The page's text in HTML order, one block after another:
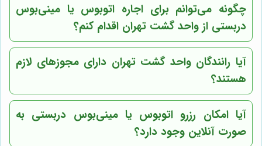
چگونه می‌توانم برای اجاره اتوبوس یا مینی‌بوس
دربستی از واحد گشت تهران اقدام کنم؟
آیا رانندگان واحد گشت تهران دارای مجوزهای لازم
هستند؟
آیا امکان رزرو اتوبوس یا مینی‌بوس دربستی به
صورت آنلاین وجود دارد؟